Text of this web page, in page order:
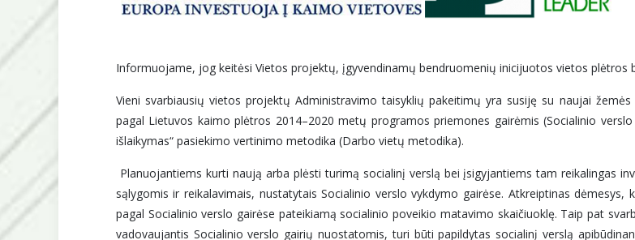
Informuojame, jog keitėsi Vietos projektų, įgyvendinamų bendruomenių inicijuotos vietos plėtros
Vieni svarbiausių vietos projektų Administravimo taisyklių pakeitimų yra susiję su naujai
pagal Lietuvos kaimo plėtros 2014–2020 metų programos priemones gairėmis (Socialinio
išlaikymas“ pasiekimo vertinimo metodika (Darbo vietų metodika).
Planuojantiems kurti naują arba plėsti turimą socialinį verslą bei įsigyjantiems tam reikalingas
sąlygomis ir reikalavimais, nustatytais Socialinio verslo vykdymo gairėse. Atkreiptinas
pagal Socialinio verslo gairėse pateikiamą socialinio poveikio matavimo skaičiuoklę. Taip pat
vadovaujantis Socialinio verslo gairių nuostatomis, turi būti papildytas socialinį verslą